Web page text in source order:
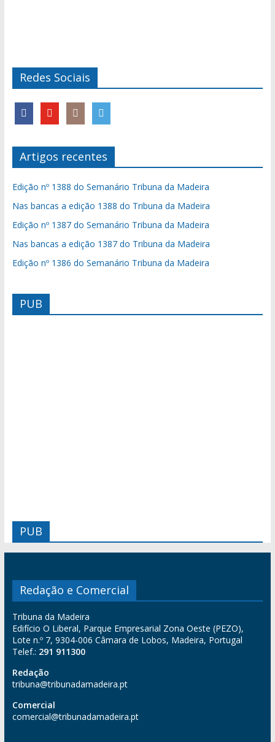
Redes Sociais
Artigos recentes
Edição nº 1388 do Semanário Tribuna da Madeira
Nas bancas a edição 1388 do Tribuna da Madeira
Edição nº 1387 do Semanário Tribuna da Madeira
Nas bancas a edição 1387 do Tribuna da Madeira
Edição nº 1386 do Semanário Tribuna da Madeira
PUB
PUB
Redação e Comercial
Tribuna da Madeira
Edifício O Liberal, Parque Empresarial Zona Oeste (PEZO),
Lote n.º 7, 9304-006 Câmara de Lobos, Madeira, Portugal
Telef.: 291 911300
Redação
tribuna@tribunadamadeira.pt
Comercial
comercial@tribunadamadeira.pt